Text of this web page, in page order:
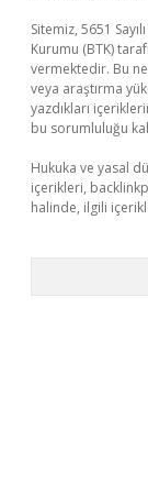
Sitemiz, 5651
Kurumu (BTK)
vermektedir. Bu
veya araştırma
yazdıkları
bu sorumluluğu
Hukuka ve yasal
içerikleri,
halinde, ilgili